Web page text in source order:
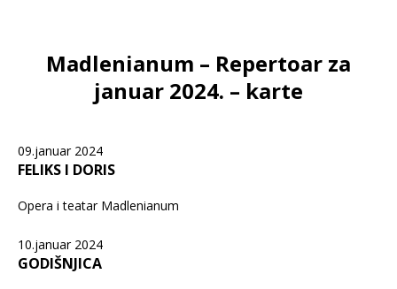
Madlenianum – Repertoar za
januar 2024. – karte
09.januar 2024
FELIKS I DORIS
Opera i teatar Madlenianum
10.januar 2024
GODIŠNJICA